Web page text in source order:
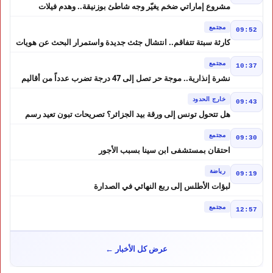
مشروع إماراتي ضخم يغيّر وجه شاطئ بوزنيقة.. وهدم فيلات
09:52 مجتمع
كارثة سبتة تتفاقم.. انتشال جثث جديدة واستمرار البحث عن هويات
10:37 مجتمع
نشرة إنذارية.. موجة حر تصل إلى 47 درجة تضرب عدداً من أقاليم
09:43 خارج الحدود
هل تتحول تونس إلى ورقة بيد الجزائر؟ تصريحات تبون تعيد رسم
09:30 مجتمع
احتقان بمستشفى ابن سينا بسبب الأجور
09:19 رياضة
لبؤات الأطلس إلى ربع النهائي في الصدارة
12:57 مجتمع
أشعل أزمة سبتة
هل لعبت حسابات من الجزائر دورًا في أحداث سبتة؟ تقرير إسباني
يكشف المعطيات
عرض كل الأخبار ←